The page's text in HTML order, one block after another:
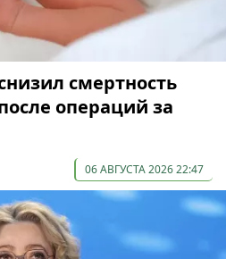
смертность
операций за
06 АВГУСТА 2026 22:47